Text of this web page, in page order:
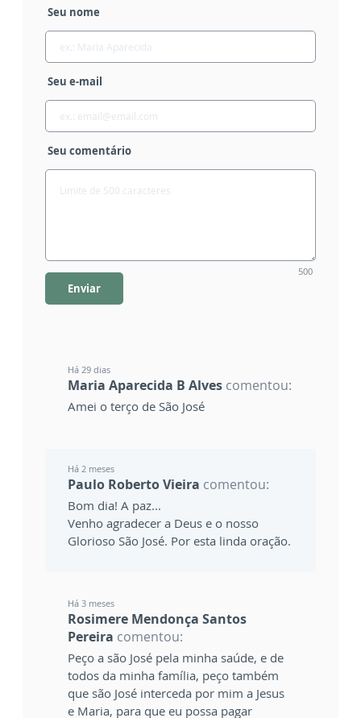
Seu nome
Seu e-mail
Seu comentário
500
Enviar
Há 29 dias
Maria Aparecida B Alves comentou:
Amei o terço de São José
Há 2 meses
Paulo Roberto Vieira comentou:
Bom dia! A paz...
Venho agradecer a Deus e o nosso
Glorioso São José. Por esta linda oração.
Há 3 meses
Rosimere Mendonça Santos
Pereira comentou:
Peço a são José pela minha saúde, e de
todos da minha família, peço também
que são José interceda por mim a Jesus
e Maria, para que eu possa pagar